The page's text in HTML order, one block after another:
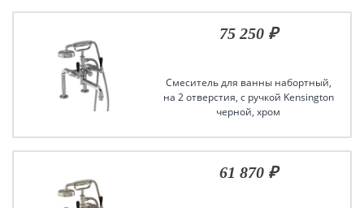
75 250 ₽
Смеситель для ванны набортный,
на 2 отверстия, с ручкой Kensington
черной, хром
61 870 ₽